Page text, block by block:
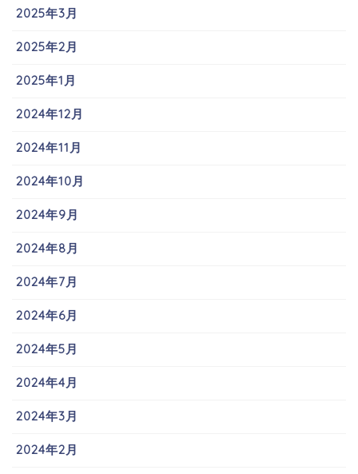
2025年3月
2025年2月
2025年1月
2024年12月
2024年11月
2024年10月
2024年9月
2024年8月
2024年7月
2024年6月
2024年5月
2024年4月
2024年3月
2024年2月